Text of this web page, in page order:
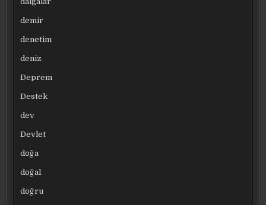
demir
denetim
deniz
Deprem
Destek
dev
Devlet
doğa
doğal
doğru